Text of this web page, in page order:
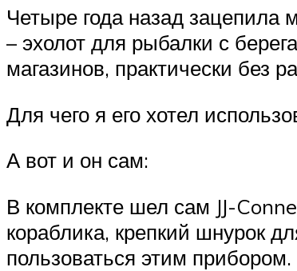
Четыре года назад
– эхолот для рыбалки с
магазинов, практически без
Для чего я его хотел
А вот и он сам:
В комплекте шел сам JJ-
кораблика, крепкий шнурок
пользоваться этим прибором.